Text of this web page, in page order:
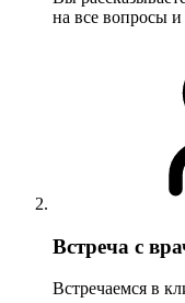
на все вопросы
Встреча с
Встречаемся в